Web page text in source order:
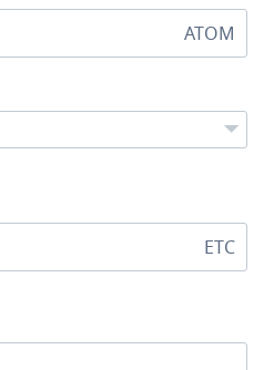
ATOM
ETC